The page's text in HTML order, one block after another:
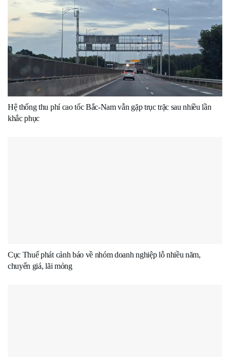
Hệ thống thu phí cao tốc Bắc-Nam vẫn gặp trục trặc sau nhiều lần
khắc phục
Cục Thuế phát cảnh báo về nhóm doanh nghiệp lỗ nhiều năm,
chuyển giá, lãi mỏng